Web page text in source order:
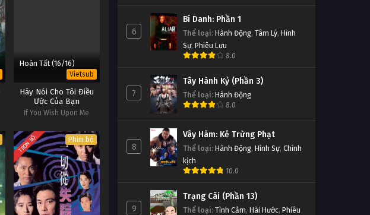
Hoàn Tất (16/16)
Vietsub
Hãy Nói Cho Tôi Điều
Ước Của Bạn
If You Wish Upon Me
TRỌN BỘ Phim bộ
6
Bí Danh: Phần 1
Thể loại: Hành Động, Tâm Lý, Hình
Sự, Phiêu Lưu
8.0
7
Tây Hành Kỷ (Phần 3)
Thể loại: Hành Động
8.0
8
Vây Hãm: Kẻ Trừng Phạt
Thể loại: Hành Động, Hình Sự, Chính
kịch
10.0
9
Trạng Cãi (Phần 13)
Thể loại: Tình Cảm, Hài Hước, Phiêu